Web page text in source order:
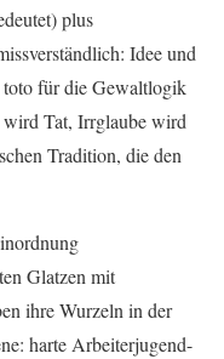
plus
Idee und
toto für die Gewaltlogik
wird Tat, Irrglaube wird
Tradition, die den
Glatzen mit
ihre Wurzeln in der
harte Arbeiterjugend-